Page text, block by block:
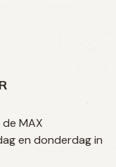
MAX
en donderdag in